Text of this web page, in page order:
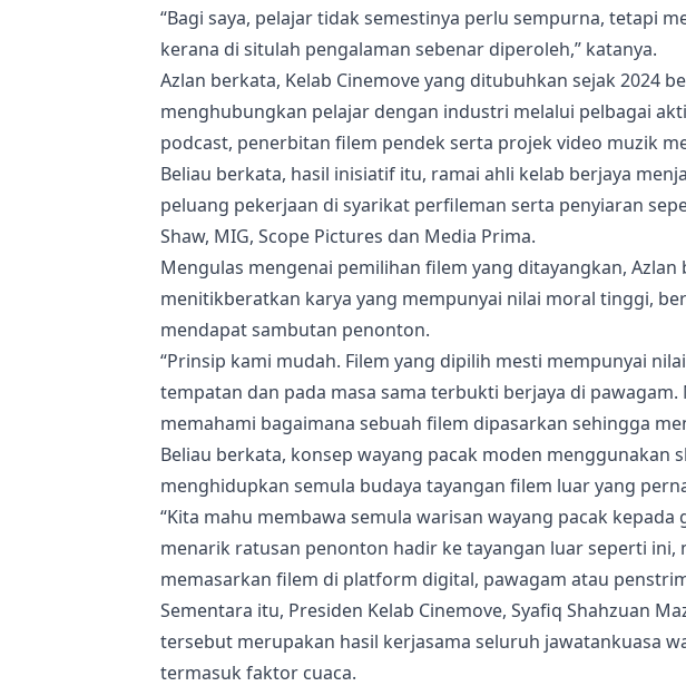
“Bagi saya, pelajar tidak semestinya perlu sempurna, tetapi
kerana di situlah pengalaman sebenar diperoleh,” katanya.
Azlan berkata, Kelab Cinemove yang ditubuhkan sejak 2024
menghubungkan pelajar dengan industri melalui pelbagai
podcast, penerbitan filem pendek serta projek video muzik
Beliau berkata, hasil inisiatif itu, ramai ahli kelab berjaya
peluang pekerjaan di syarikat perfileman serta penyiaran
Shaw, MIG, Scope Pictures dan Media Prima.
Mengulas mengenai pemilihan filem yang ditayangkan, Azlan
menitikberatkan karya yang mempunyai nilai moral tinggi,
mendapat sambutan penonton.
“Prinsip kami mudah. Filem yang dipilih mesti mempunyai
tempatan dan pada masa sama terbukti berjaya di
memahami bagaimana sebuah filem dipasarkan sehingga
Beliau berkata, konsep wayang pacak moden menggunakan
menghidupkan semula budaya tayangan filem luar yang
“Kita mahu membawa semula warisan wayang pacak kepada
menarik ratusan penonton hadir ke tayangan luar seperti ini,
memasarkan filem di platform digital, pawagam atau
Sementara itu, Presiden Kelab Cinemove, Syafiq Shahzuan
tersebut merupakan hasil kerjasama seluruh jawatankuasa
termasuk faktor cuaca.